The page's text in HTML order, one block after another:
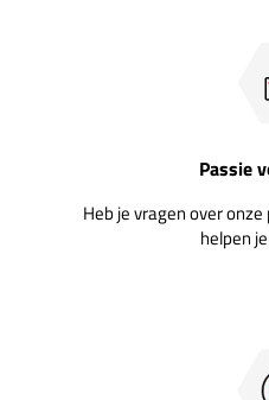
Passie
Heb je vragen over
helpen